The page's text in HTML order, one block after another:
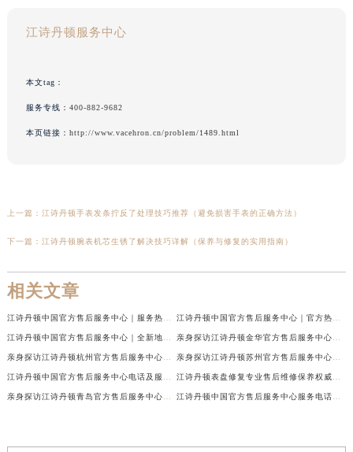
江诗丹顿服务中心
本文tag：
服务专线： 400-882-9682
本页链接： http://www.vacehron.cn/problem/1489.html
上一篇： 江诗丹顿手表发条拧反了处理技巧推荐（避免损害手表的正确方法）
下一篇： 江诗丹顿腕表机芯生锈了解决技巧详解（保养与修复的实用指南）
相关文章